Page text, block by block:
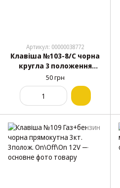
Артикул: 00000038772
Клавіша №103-8/С чорна
кругла 3 положення
On\Off\On Універсал
50 грн